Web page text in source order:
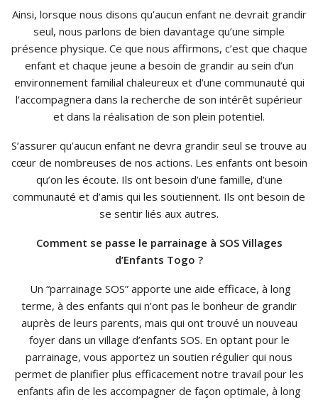
Ainsi, lorsque nous disons qu’aucun enfant ne devrait grandir
seul, nous parlons de bien davantage qu’une simple
présence physique. Ce que nous affirmons, c’est que chaque
enfant et chaque jeune a besoin de grandir au sein d’un
environnement familial chaleureux et d’une communauté qui
l’accompagnera dans la recherche de son intérêt supérieur
et dans la réalisation de son plein potentiel.
S’assurer qu’aucun enfant ne devra grandir seul se trouve au
cœur de nombreuses de nos actions. Les enfants ont besoin
qu’on les écoute. Ils ont besoin d’une famille, d’une
communauté et d’amis qui les soutiennent. Ils ont besoin de
se sentir liés aux autres.
Comment se passe le parrainage à SOS Villages
d’Enfants Togo ?
Un “parrainage SOS” apporte une aide efficace, à long
terme, à des enfants qui n’ont pas le bonheur de grandir
auprès de leurs parents, mais qui ont trouvé un nouveau
foyer dans un village d’enfants SOS. En optant pour le
parrainage, vous apportez un soutien régulier qui nous
permet de planifier plus efficacement notre travail pour les
enfants afin de les accompagner de façon optimale, à long